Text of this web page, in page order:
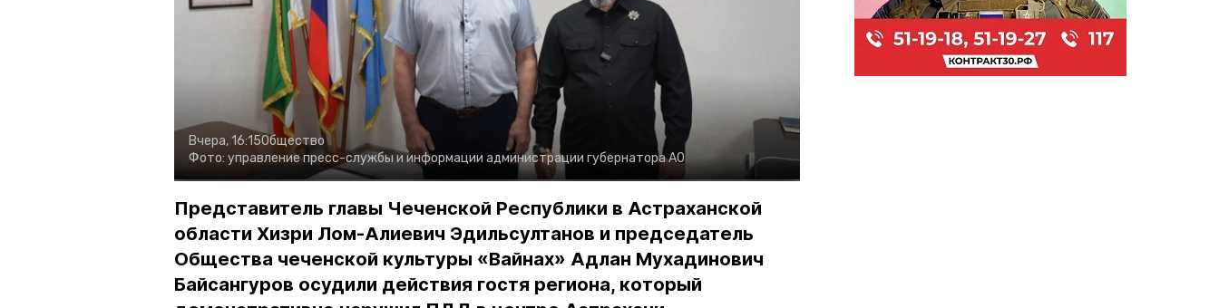
Вчера, 16:15Общество
Фото: управление пресс-службы и информации администрации губернатора АО
Представитель главы Чеченской Республики в Астраханской
области Хизри Лом-Алиевич Эдильсултанов и председатель
Общества чеченской культуры «Вайнах» Адлан Мухадинович
Байсангуров осудили действия гостя региона, который